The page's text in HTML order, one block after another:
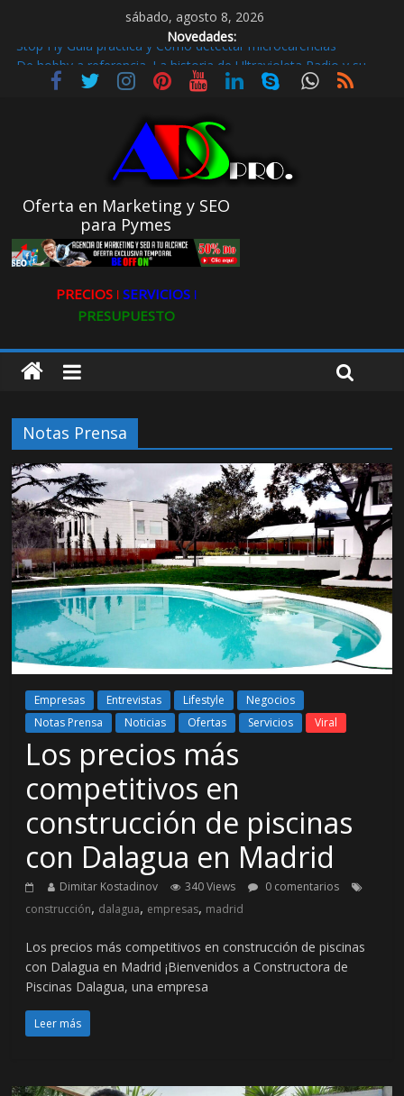
sábado, agosto 8, 2026
Novedades:
De hobby a referencia. La historia de Ultravioleta Radio y su
impacto en el mundo digital
Radio Taxi en Aljarafe y las Redes Sociales
Maximiza la Visibilidad de tu Clínica Dental en Directorios
Stop Fly Guía práctica y Cómo detectar microcarencias
Oferta en Marketing y SEO
para Pymes
PRECIOS ǀ SERVICIOS ǀ
PRESUPUESTO
Notas Prensa
Empresas Entrevistas Lifestyle
Negocios
Notas Prensa
Noticias Ofertas Servicios Viral
Los precios más
competitivos en
construcción de piscinas
con Dalagua en Madrid
Dimitar Kostadinov 340 Views
0 comentarios
construcción, dalagua, empresas, madrid
Los precios más competitivos en construcción de piscinas
con Dalagua en Madrid ¡Bienvenidos a Constructora de
Piscinas Dalagua, una empresa
Leer más